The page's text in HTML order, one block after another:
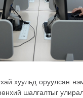
хуульд оруулсан
шалгалтыг